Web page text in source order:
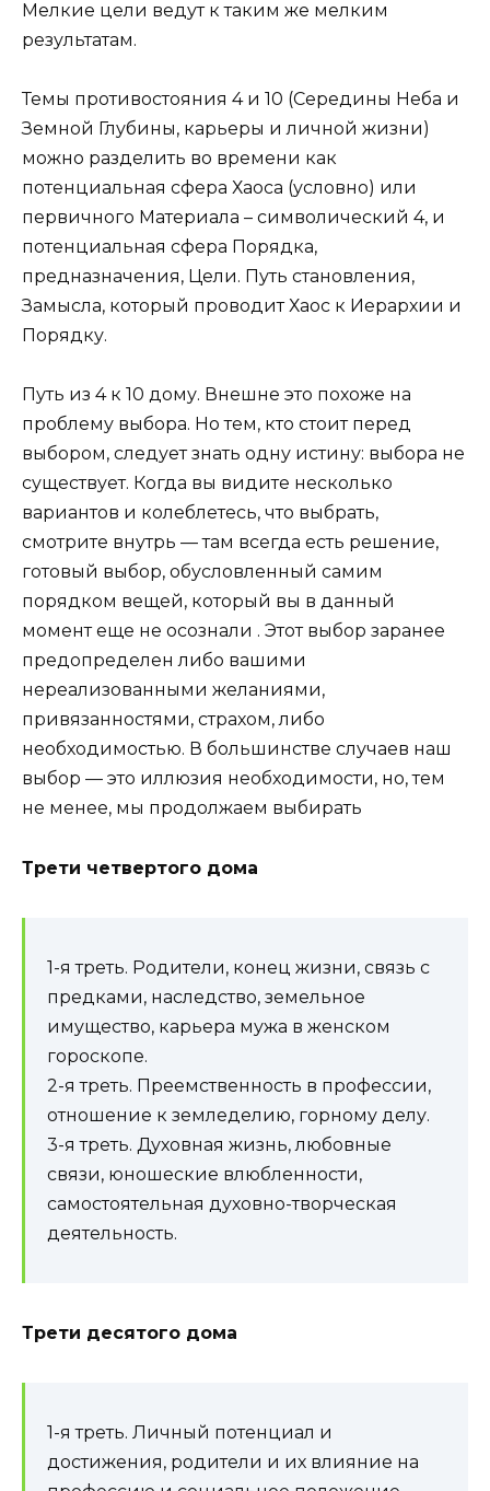
Мелкие цели ведут к таким же мелким
результатам.
Темы противостояния 4 и 10 (Середины Неба и
Земной Глубины, карьеры и личной жизни)
можно разделить во времени как
потенциальная сфера Хаоса (условно) или
первичного Материала – символический 4, и
потенциальная сфера Порядка,
предназначения, Цели. Путь становления,
Замысла, который проводит Хаос к Иерархии и
Порядку.
Путь из 4 к 10 дому. Внешне это похоже на
проблему выбора. Но тем, кто стоит перед
выбором, следует знать одну истину: выбора не
существует. Когда вы видите несколько
вариантов и колеблетесь, что выбрать,
смотрите внутрь — там всегда есть решение,
готовый выбор, обусловленный самим
порядком вещей, который вы в данный
момент еще не осознали . Этот выбор заранее
предопределен либо вашими
нереализованными желаниями,
привязанностями, страхом, либо
необходимостью. В большинстве случаев наш
выбор — это иллюзия необходимости, но, тем
не менее, мы продолжаем выбирать
Трети четвертого дома
1-я треть. Родители, конец жизни, связь с
предками, наследство, земельное
имущество, карьера мужа в женском
гороскопе.
2-я треть. Преемственность в профессии,
отношение к земледелию, горному делу.
3-я треть. Духовная жизнь, любовные
связи, юношеские влюбленности,
самостоятельная духовно-творческая
деятельность.
Трети десятого дома
1-я треть. Личный потенциал и
достижения, родители и их влияние на